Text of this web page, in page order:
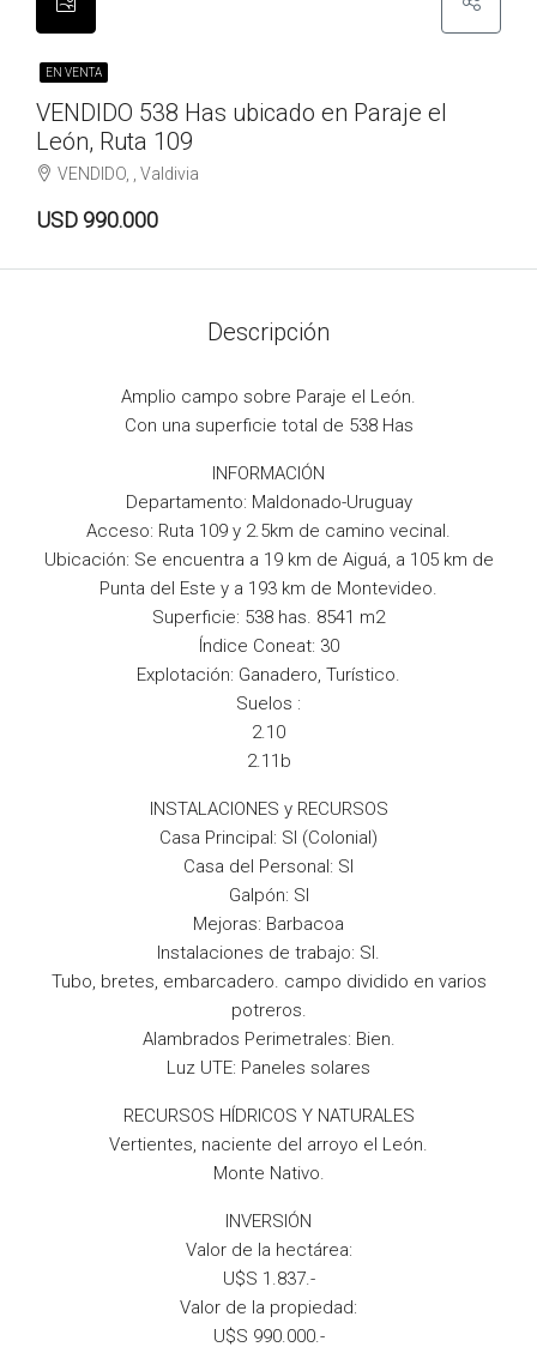
EN VENTA
VENDIDO 538 Has ubicado en Paraje el
León, Ruta 109
VENDIDO, , Valdivia
USD 990.000
Descripción
Amplio campo sobre Paraje el León.
Con una superficie total de 538 Has
INFORMACIÓN
Departamento: Maldonado-Uruguay
Acceso: Ruta 109 y 2.5km de camino vecinal.
Ubicación: Se encuentra a 19 km de Aiguá, a 105 km de
Punta del Este y a 193 km de Montevideo.
Superficie: 538 has. 8541 m2
Índice Coneat: 30
Explotación: Ganadero, Turístico.
Suelos :
2.10
2.11b
INSTALACIONES y RECURSOS
Casa Principal: SI (Colonial)
Casa del Personal: SI
Galpón: SI
Mejoras: Barbacoa
Instalaciones de trabajo: SI.
Tubo, bretes, embarcadero. campo dividido en varios
potreros.
Alambrados Perimetrales: Bien.
Luz UTE: Paneles solares
RECURSOS HÍDRICOS Y NATURALES
Vertientes, naciente del arroyo el León.
Monte Nativo.
INVERSIÓN
Valor de la hectárea:
U$S 1.837.-
Valor de la propiedad:
U$S 990.000.-